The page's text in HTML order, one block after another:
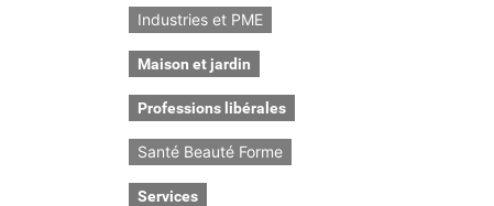
Industries et PME
Maison et jardin
Professions libérales
Santé Beauté Forme
Services